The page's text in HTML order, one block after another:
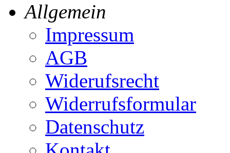
Allgemein
Impressum
AGB
Widerufsrecht
Widerrufsformular
Datenschutz